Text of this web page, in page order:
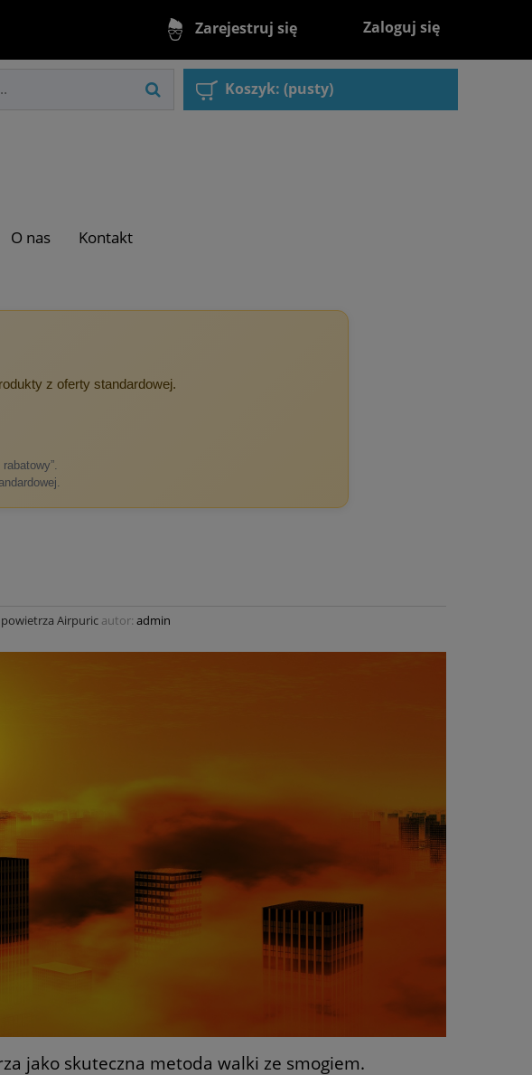
Zarejestruj się Zaloguj się
Koszyk: (pusty)
O nas Kontakt
z oferty standardowej.
Airpuric autor: admin
jako skuteczna metoda walki ze smogiem.